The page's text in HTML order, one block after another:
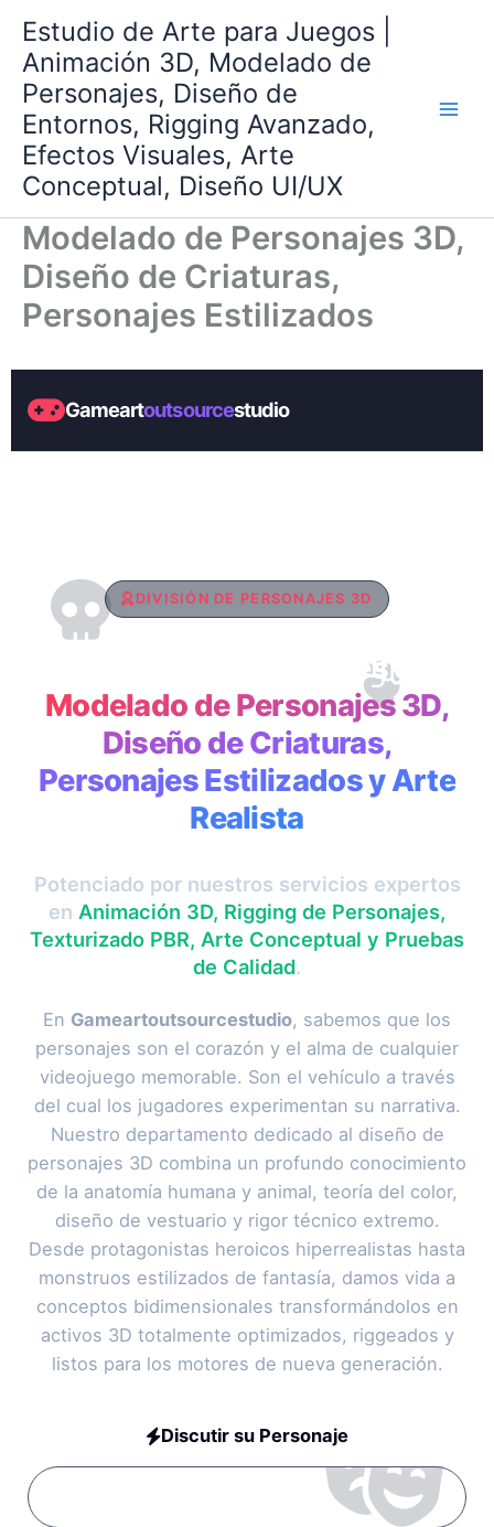
contenido
Estudio de Arte para Juegos |
Animación 3D, Modelado de
Personajes, Diseño de
Entornos, Rigging Avanzado,
Efectos Visuales, Arte
Conceptual, Diseño UI/UX
Modelado de Personajes 3D,
Diseño de Criaturas,
Personajes Estilizados
Gameartoutsourcestudio
DIVISIÓN DE PERSONAJES 3D
Especialistas Globales en
Modelado de Personajes 3D,
Diseño de Criaturas,
Personajes Estilizados y Arte
Realista
Potenciado por nuestros servicios expertos
en Animación 3D, Rigging de Personajes,
Texturizado PBR, Arte Conceptual y Pruebas
de Calidad.
En Gameartoutsourcestudio, sabemos que los
personajes son el corazón y el alma de cualquier
videojuego memorable. Son el vehículo a través
del cual los jugadores experimentan su narrativa.
Nuestro departamento dedicado al diseño de
personajes 3D combina un profundo conocimiento
de la anatomía humana y animal, teoría del color,
diseño de vestuario y rigor técnico extremo.
Desde protagonistas heroicos hiperrealistas hasta
monstruos estilizados de fantasía, damos vida a
conceptos bidimensionales transformándolos en
activos 3D totalmente optimizados, riggeados y
listos para los motores de nueva generación.
Discutir su Personaje